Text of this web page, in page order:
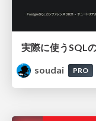
soudai
PRO